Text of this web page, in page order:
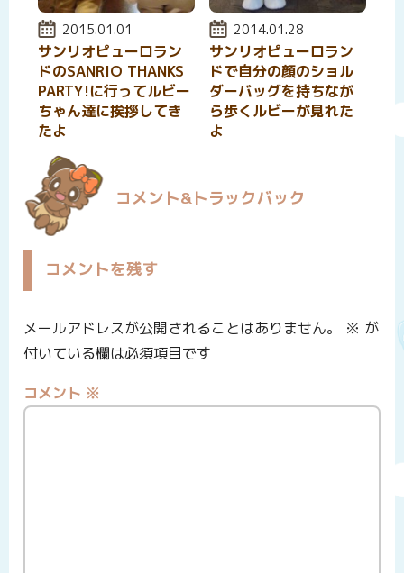
投稿日:
2015.01.01
サンリオピューロラン
ドのSANRIO THANKS
PARTY!に行ってルビー
ちゃん達に挨拶してき
たよ
投稿日:
2014.01.28
サンリオピューロラン
ドで自分の顔のショル
ダーバッグを持ちなが
ら歩くルビーが見れた
よ
コメント&トラックバック
コメントを残す
メールアドレスが公開されることはありません。 ※ が
付いている欄は必須項目です
コメント ※